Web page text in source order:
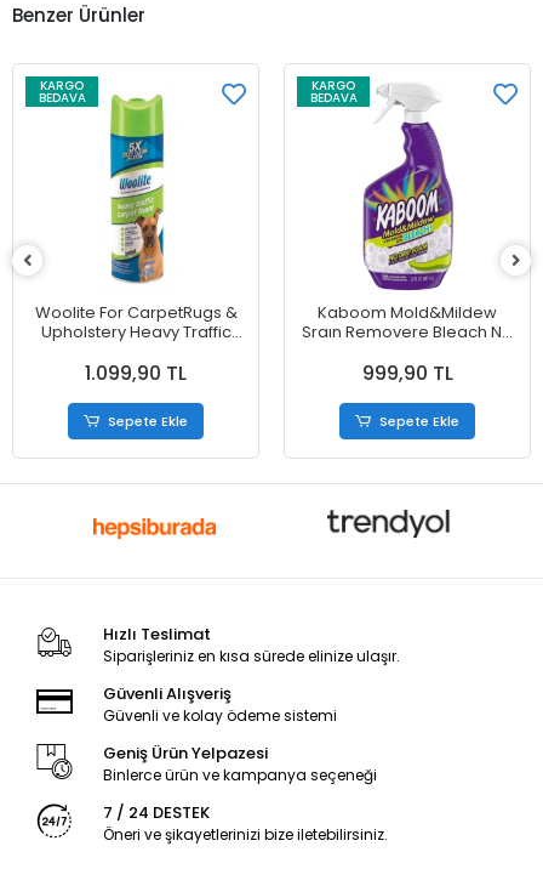
Benzer Ürünler
KARGO
BEDAVA
Woolite For CarpetRugs &
Upholstery Heavy Traffic
Temizleyici, Yoğun Kullanım
623 g
1.099,90 TL
Sepete Ekle
KARGO
BEDAVA
Kaboom Mold&Mildew
Sraın Removere Bleach No
Temizleyici 887
999,90 TL
Sepete Ekle
Hızlı Teslimat
Siparişleriniz en kısa sürede elinize ulaşır.
Güvenli Alışveriş
Güvenli ve kolay ödeme sistemi
Geniş Ürün Yelpazesi
Binlerce ürün ve kampanya seçeneği
7 / 24 DESTEK
Öneri ve şikayetlerinizi bize iletebilirsiniz.